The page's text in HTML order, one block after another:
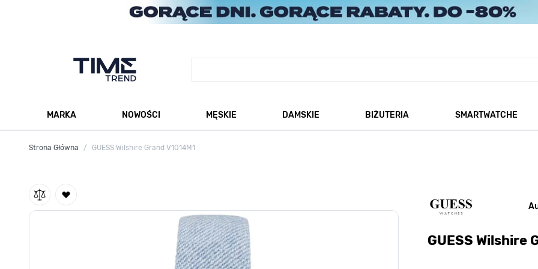
MARKA
NOWOŚCI
MĘSKIE
DAMSKIE
BIŻUTERIA
SMARTWATCHE
Strona Główna / GUESS Wilshire Grand V1014M1
GUESS Wilshire